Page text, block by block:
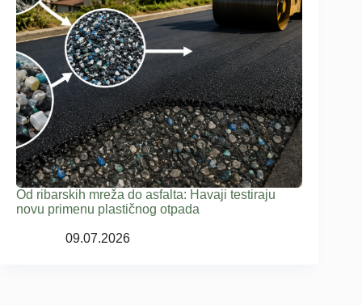
Od ribarskih mreža do asfalta: Havaji testiraju
novu primenu plastičnog otpada
09.07.2026